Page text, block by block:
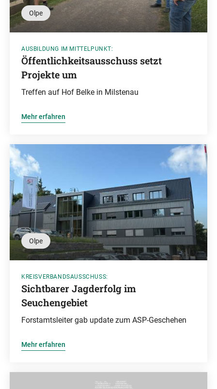
Olpe
AUSBILDUNG IM MITTELPUNKT:
Öffentlichkeitsausschuss setzt
Projekte um
Treffen auf Hof Belke in Milstenau
Mehr erfahren
Olpe
KREISVERBANDSAUSSCHUSS:
Sichtbarer Jagderfolg im
Seuchengebiet
Forstamtsleiter gab update zum ASP-Geschehen
Mehr erfahren